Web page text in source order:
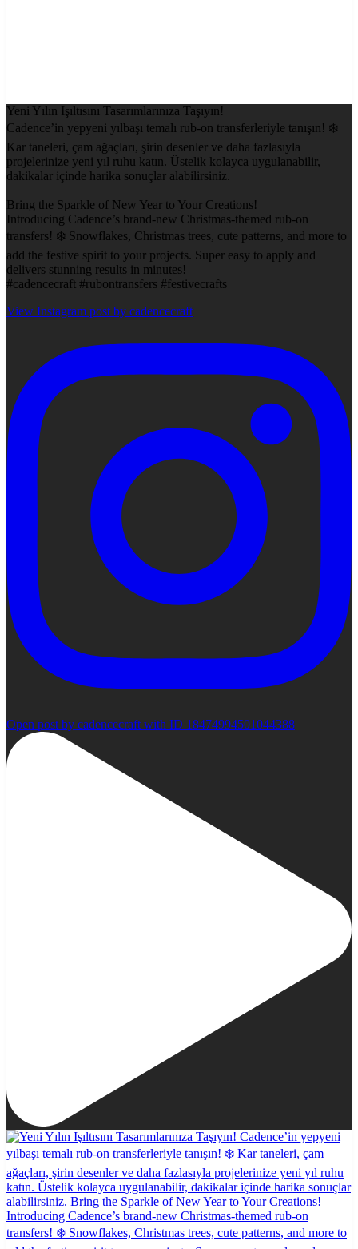
Yeni Yılın Işıltısını Tasarımlarınıza Taşıyın!
Cadence’in yepyeni yılbaşı temalı rub-on transferleriyle tanışın! ❄️
Kar taneleri, çam ağaçları, şirin desenler ve daha fazlasıyla
projelerinize yeni yıl ruhu katın. Üstelik kolayca uygulanabilir,
dakikalar içinde harika sonuçlar alabilirsiniz.
Bring the Sparkle of New Year to Your Creations!
Introducing Cadence’s brand-new Christmas-themed rub-on
transfers! ❄️ Snowflakes, Christmas trees, cute patterns, and more to
add the festive spirit to your projects. Super easy to apply and
delivers stunning results in minutes!
#cadencecraft #rubontransfers #festivecrafts
View Instagram post by cadencecraft
Open post by cadencecraft with ID 18474994501044388